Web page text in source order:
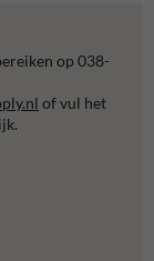
op 038-
of vul het